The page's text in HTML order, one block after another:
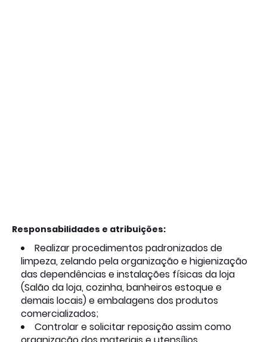
Responsabilidades e atribuições:
Realizar procedimentos padronizados de
limpeza, zelando pela organização e higienização
das dependências e instalações físicas da loja
(Salão da loja, cozinha, banheiros estoque e
demais locais) e embalagens dos produtos
comercializados;
Controlar e solicitar reposição assim como